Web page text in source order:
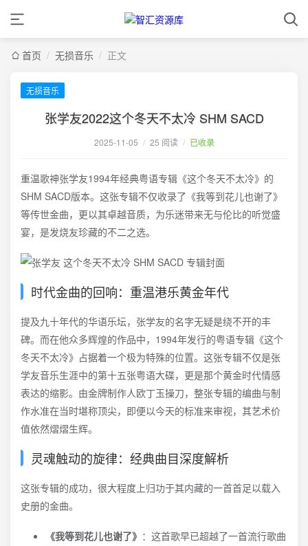
首页 / 无损音乐 / 正文
无损音乐
张学友2022这个冬天不太冷 SHM SACD
2025-11-05 / 25 阅读 / 已收录
重温歌神张学友1994年经典粤语专辑《这个冬天不太冷》的
SHM SACD版本。这张专辑不仅收录了《我等到花儿也谢了》
等传世金曲，更以其卓越音质，为乐迷带来无与伦比的听觉盛
宴，是发烧友珍藏的不二之选。
时代金曲的回响：重温港乐黄金年代
提及九十年代的华语乐坛，张学友的名字无疑是绕不开的丰
碑。而在他众多辉煌的作品中，1994年发行的粤语专辑《这个
冬天不太冷》占据着一个极为特殊的位置。这张专辑不仅是张
学友音乐生涯中的第十五张粤语大碟，更是那个黄金时代情感
表达的缩影。由金牌制作人欧丁玉操刀，整张专辑的编曲与制
作水准在当时堪称顶尖，即便以今天的标准来审视，其艺术价
值依然熠熠生辉。
灵魂触动的旋律：经典曲目深度解析
这张专辑的成功，很大程度上归功于其内藏的一首首足以载入
史册的金曲。
《我等到花儿也谢了》 ：这首歌早已超越了一首流行歌曲